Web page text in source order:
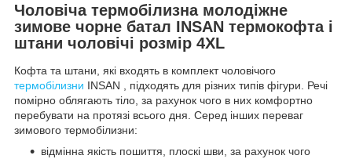
Чоловіча термобілизна молодіжне
зимове чорне батал INSAN термокофта і
штани чоловічі розмір 4ХL
Кофта та штани, які входять в комплект чоловічого
термобілизни INSAN , підходять для різних типів фігури. Речі
помірно облягають тіло, за рахунок чого в них комфортно
перебувати на протязі всього дня. Серед інших переваг
зимового термобілизни:
відмінна якість пошиття, плоскі шви, за рахунок чого